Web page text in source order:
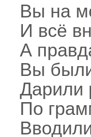
Вы на
И всё
А
Вы
Дарили
По